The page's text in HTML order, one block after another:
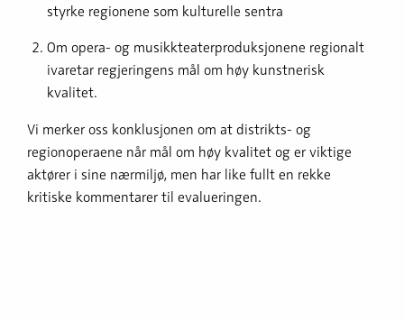
styrke regionene som kulturelle sentra
Om opera- og musikkteaterproduksjonene regionalt
ivaretar regjeringens mål om høy kunstnerisk
kvalitet.
Vi merker oss konklusjonen om at distrikts- og
regionoperaene når mål om høy kvalitet og er viktige
aktører i sine nærmiljø, men har like fullt en rekke
kritiske kommentarer til evalueringen.